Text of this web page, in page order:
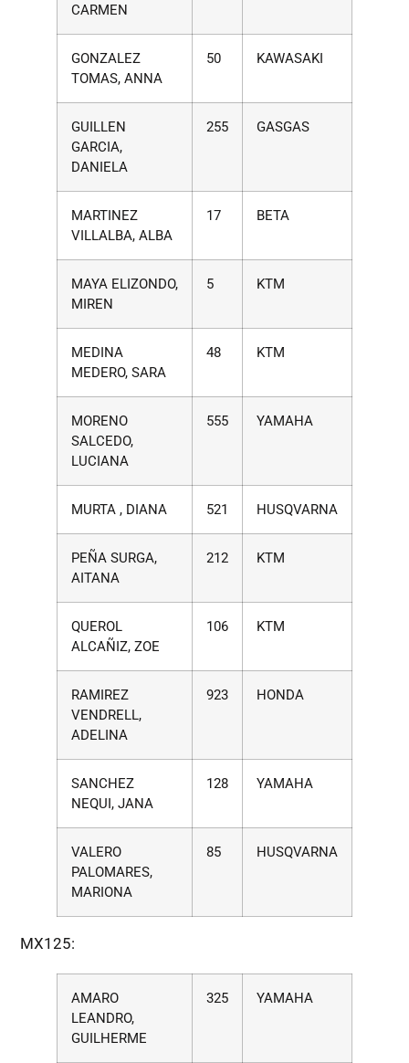
CARMEN
GONZALEZ
TOMAS, ANNA
50 KAWASAKI
GUILLEN
GARCIA,
DANIELA
255 GASGAS
MARTINEZ
VILLALBA, ALBA
17 BETA
MAYA ELIZONDO,
MIREN
5 KTM
MEDINA
MEDERO, SARA
48 KTM
MORENO
SALCEDO,
LUCIANA
555 YAMAHA
MURTA , DIANA 521 HUSQVARNA
PEÑA SURGA,
AITANA
212 KTM
QUEROL
ALCAÑIZ, ZOE
106 KTM
RAMIREZ
VENDRELL,
ADELINA
923 HONDA
SANCHEZ
NEQUI, JANA
128 YAMAHA
VALERO
PALOMARES,
MARIONA
85 HUSQVARNA
MX125:
AMARO
LEANDRO,
GUILHERME
325 YAMAHA